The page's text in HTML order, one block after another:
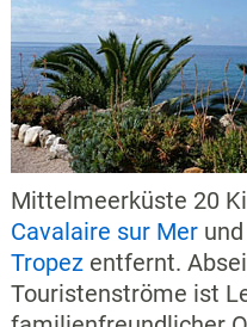
Mittelmeerküste 20
Cavalaire sur Merund
Tropezentfernt.
Touristenströme ist